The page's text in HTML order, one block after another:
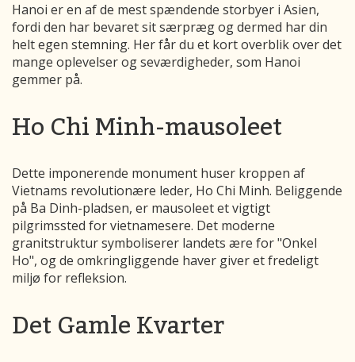
Hanoi er en af de mest spændende storbyer i Asien,
fordi den har bevaret sit særpræg og dermed har din
helt egen stemning. Her får du et kort overblik over det
mange oplevelser og seværdigheder, som Hanoi
gemmer på.
Ho Chi Minh-mausoleet
Dette imponerende monument huser kroppen af ​​
Vietnams revolutionære leder, Ho Chi Minh. Beliggende
på Ba Dinh-pladsen, er mausoleet et vigtigt
pilgrimssted for vietnamesere. Det moderne
granitstruktur symboliserer landets ære for "Onkel
Ho", og de omkringliggende haver giver et fredeligt
miljø for refleksion.
Det Gamle Kvarter